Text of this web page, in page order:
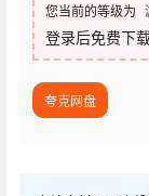
您当前的等级为
登录后免费下
夸克网盘